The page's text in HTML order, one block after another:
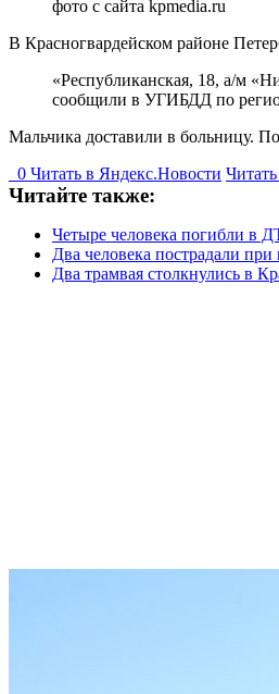
фото с сайта kpmedia.ru
В Красногвардейском районе
«Республиканская, 18, а/м
сообщили в УГИБДД по
Мальчика доставили в больницу.
0 Читать в Яндекс.Новости
Читайте также:
Четыре человека погибли в
Два человека пострадали
Два трамвая столкнулись в